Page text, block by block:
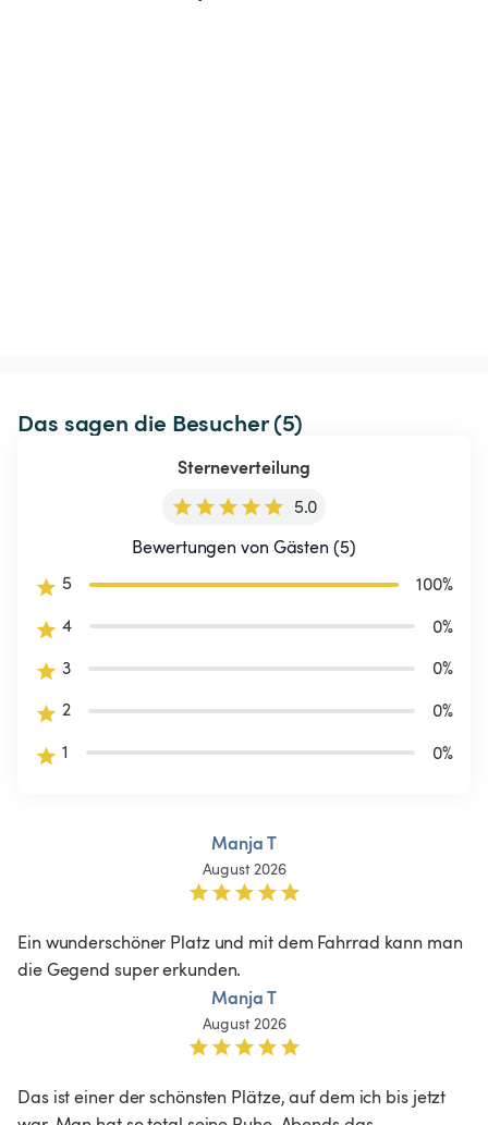
Das sagen die Besucher (5)
Sterneverteilung
5.0
Bewertungen von Gästen (5)
5
100%
4
0%
3
0%
2
0%
1
0%
Manja T
August 2026
Ein wunderschöner Platz und mit dem Fahrrad kann man
die Gegend super erkunden.
Manja T
August 2026
Das ist einer der schönsten Plätze, auf dem ich bis jetzt